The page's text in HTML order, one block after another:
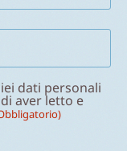
dati personali
aver letto e